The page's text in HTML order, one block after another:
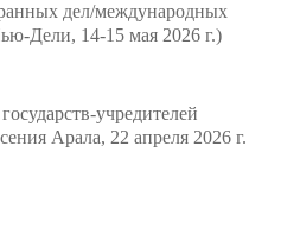
дел/международных
Дели, 14-15 мая 2026 г.)
учредителей
Арала, 22 апреля 2026 г.